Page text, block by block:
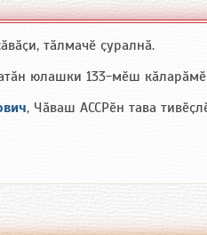
тӑлмачӗ ҫуралнӑ.
юлашки 133-мӗш кӑларӑмӗ
, Чӑваш АССРӗн тава